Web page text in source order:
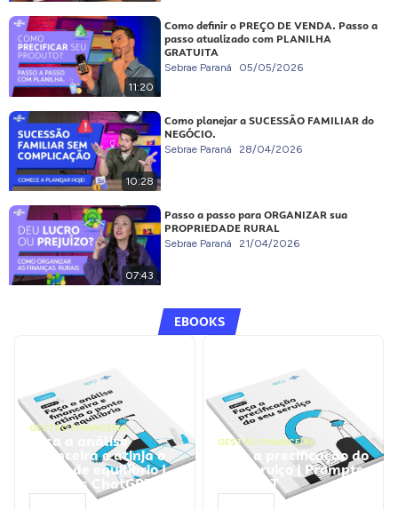
11:20
Como definir o PREÇO DE VENDA. Passo a
passo atualizado com PLANILHA
GRATUITA
Sebrae Paraná 05/05/2026
10:28
Como planejar a SUCESSÃO FAMILIAR do
NEGÓCIO.
Sebrae Paraná 28/04/2026
07:43
Passo a passo para ORGANIZAR sua
PROPRIEDADE RURAL
Sebrae Paraná 21/04/2026
EBOOKS
GESTÃO FINANCEIRA
Faça a análise
financeira e atinja o
ponto de equilíbrio |
Prompts ChatGPT
GESTÃO FINANCEIRA
Faça a precificação do
seu serviço | Prompts
ChatGPT